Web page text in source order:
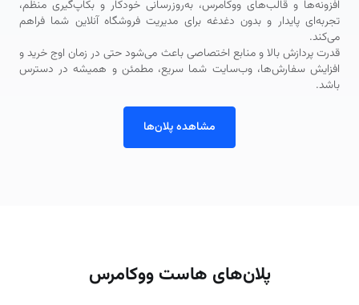
افزونه‌ها و قالب‌های ووکامرس، به‌روزرسانی خودکار و بکاپ‌گیری منظم،
تجربه‌ای پایدار و بدون دغدغه برای مدیریت فروشگاه آنلاین شما فراهم
می‌کند.
قدرت پردازش بالا و منابع اختصاصی باعث می‌شود حتی در زمان اوج خرید و
افزایش سفارش‌ها، وب‌سایت شما سریع، مطمئن و همیشه در دسترس
باشد.
مشاهده پلان‌ها
پلان‌های هاست ووکامرس